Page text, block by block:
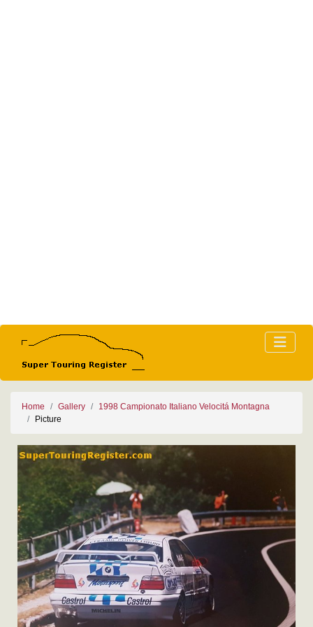
Home Gallery
1998 Campionato Italiano Velocitá Montagna
Picture